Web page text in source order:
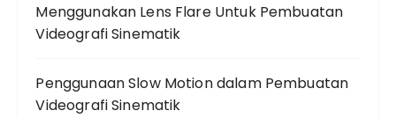
Menggunakan Lens Flare Untuk Pembuatan
Videografi Sinematik
Penggunaan Slow Motion dalam Pembuatan
Videografi Sinematik